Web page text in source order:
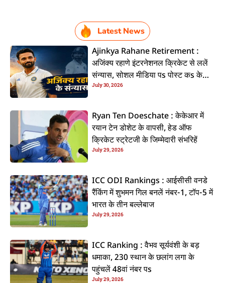
Latest News
Ajinkya Rahane Retirement :
अजिंक्य रहाणे इंटरनेशनल क्रिकेट से ललें
संन्यास, सोशल मीडिया पs पोस्ट कs के
कइलें एलान
July 30, 2026
Ryan Ten Doeschate : केकेआर में
रयान टेन डोशेट के वापसी, हेड ऑफ
क्रिकेट स्ट्रेटजी के जिम्मेदारी संभरिहें
July 29, 2026
ICC ODI Rankings : आईसीसी वनडे
रैंकिंग में शुभमन गिल बनलें नंबर-1, टॉप-5 में
भारत के तीन बल्लेबाज
July 29, 2026
ICC Ranking : वैभव सूर्यवंशी के बड़
धमाका, 230 स्थान के छलांग लगा के
पहुंचलें 48वां नंबर पs
July 29, 2026